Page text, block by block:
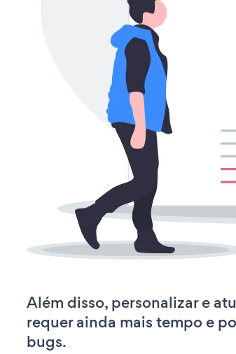
Além disso, personalizar e
requer ainda mais tempo e
bugs.